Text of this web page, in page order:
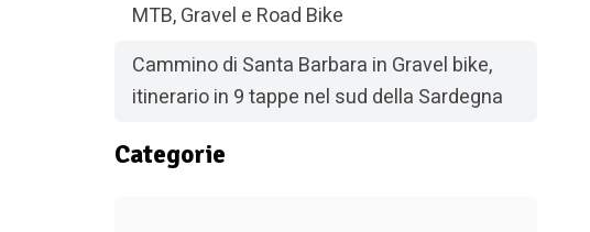
MTB, Gravel e Road Bike
Cammino di Santa Barbara in Gravel bike,
itinerario in 9 tappe nel sud della Sardegna
Categorie